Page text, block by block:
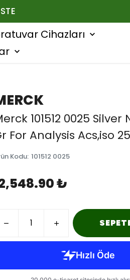
Cihazları
101512 0025
For Analysis Acs,iso
Kodu: 101512 0025
₺